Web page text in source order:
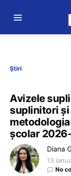
Știri
Avizele
suplinitori
școlar
Diana
13
No